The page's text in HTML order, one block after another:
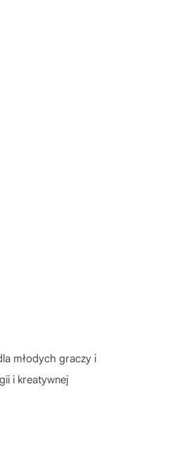
młodych graczy i
i kreatywnej